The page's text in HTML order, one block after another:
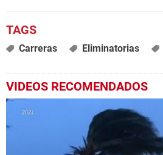
Carreras Eliminatorias
VIDEOS RECOMENDADOS